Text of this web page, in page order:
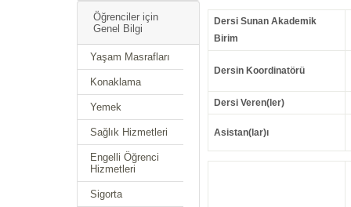
Öğrenciler için
Genel Bilgi
Yaşam Masrafları
Konaklama
Yemek
Sağlık Hizmetleri
Engelli Öğrenci
Hizmetleri
Sigorta
Dersi Sunan Akademik
Birim
Dersin Koordinatörü
Dersi Veren(ler)
Asistan(lar)ı